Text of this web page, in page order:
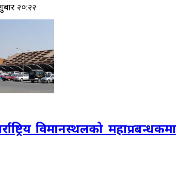
२०:२२
विमानस्थलको महाप्रबन्धकमा